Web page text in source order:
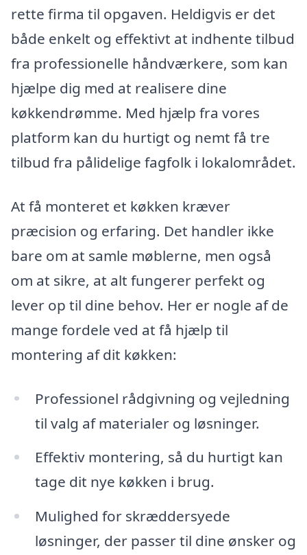
rette firma til opgaven. Heldigvis er det
både enkelt og effektivt at indhente tilbud
fra professionelle håndværkere, som kan
hjælpe dig med at realisere dine
køkkendrømme. Med hjælp fra vores
platform kan du hurtigt og nemt få tre
tilbud fra pålidelige fagfolk i lokalområdet.
At få monteret et køkken kræver
præcision og erfaring. Det handler ikke
bare om at samle møblerne, men også
om at sikre, at alt fungerer perfekt og
lever op til dine behov. Her er nogle af de
mange fordele ved at få hjælp til
montering af dit køkken:
Professionel rådgivning og vejledning
til valg af materialer og løsninger.
Effektiv montering, så du hurtigt kan
tage dit nye køkken i brug.
Mulighed for skræddersyede
løsninger, der passer til dine ønsker og